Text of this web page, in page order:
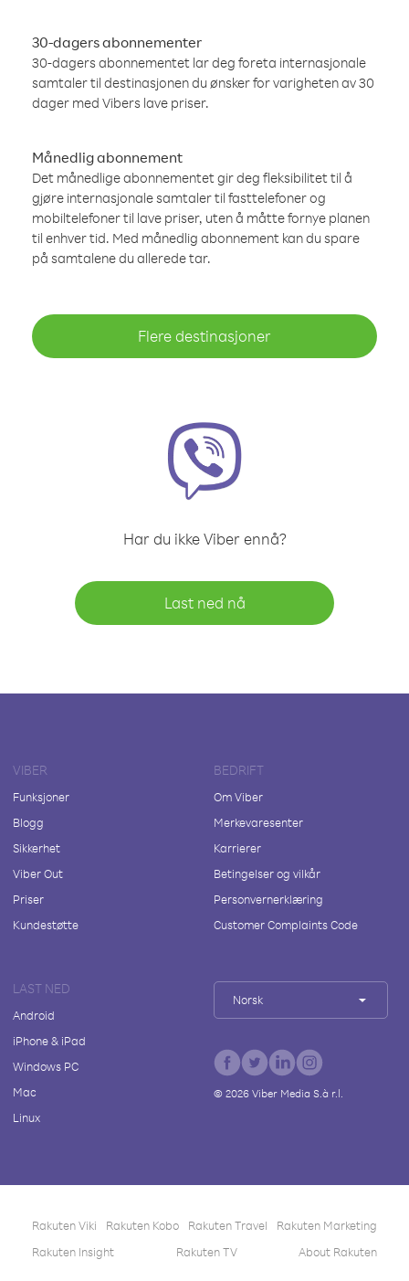
30-dagers abonnementer
30-dagers abonnementet lar deg foreta internasjonale
samtaler til destinasjonen du ønsker for varigheten av 30
dager med Vibers lave priser.
Månedlig abonnement
Det månedlige abonnementet gir deg fleksibilitet til å
gjøre internasjonale samtaler til fasttelefoner og
mobiltelefoner til lave priser, uten å måtte fornye planen
til enhver tid. Med månedlig abonnement kan du spare
på samtalene du allerede tar.
Flere destinasjoner
Har du ikke Viber ennå?
Last ned nå
VIBER
Funksjoner
Blogg
Sikkerhet
Viber Out
Priser
Kundestøtte
BEDRIFT
Om Viber
Merkevaresenter
Karrierer
Betingelser og vilkår
Personvernerklæring
Customer Complaints Code
LAST NED
Android
iPhone & iPad
Windows PC
Mac
Linux
Norsk
© 2026Viber Media S.à r.l.
Rakuten Viki Rakuten Kobo Rakuten Travel
Rakuten Marketing
Rakuten Insight
Rakuten TV About Rakuten